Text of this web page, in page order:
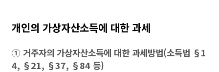
개인의 가상자산소득에 대한 과세
① 거주자의 가상자산소득에 대한 과세방법(소득법 §1
4, §21, §37, §84 등)